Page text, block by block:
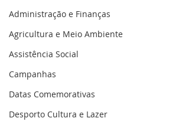
Administração e Finanças
Agricultura e Meio Ambiente
Assistência Social
Campanhas
Datas Comemorativas
Desporto Cultura e Lazer